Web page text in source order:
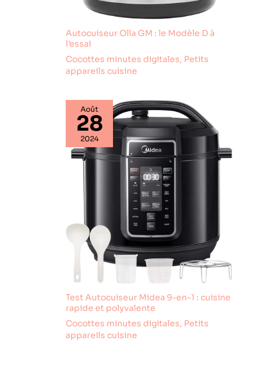
Autocuiseur Olla GM : le Modèle D à
l’essai
Cocottes minutes digitales, Petits
appareils cuisine
Août
28
2024
Test Autocuiseur Midea 9-en-1 : cuisine
rapide et polyvalente
Cocottes minutes digitales, Petits
appareils cuisine